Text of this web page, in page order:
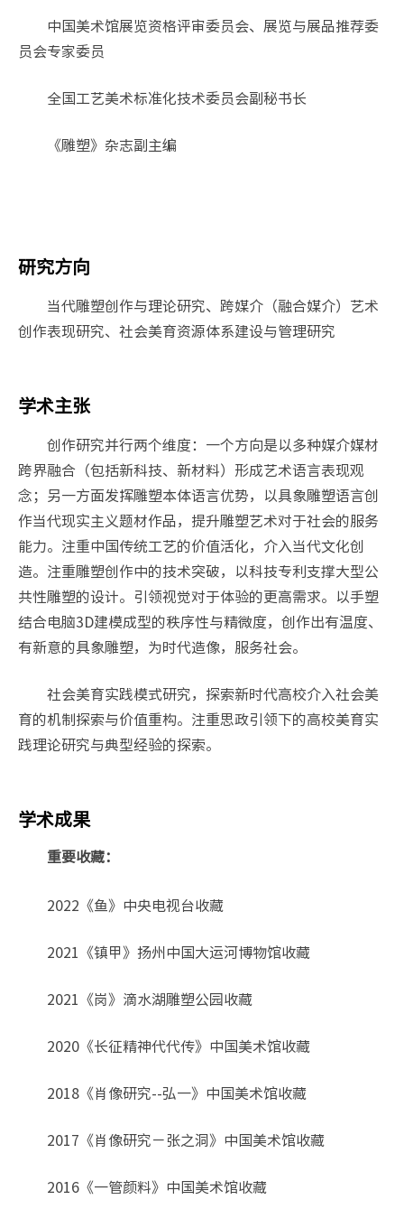
中国美术馆展览资格评审委员会、展览与展品推荐委
员会专家委员
全国工艺美术标准化技术委员会副秘书长
《雕塑》杂志副主编
研究方向
当代雕塑创作与理论研究、跨媒介（融合媒介）艺术
创作表现研究、社会美育资源体系建设与管理研究
学术主张
创作研究并行两个维度：一个方向是以多种媒介媒材
跨界融合（包括新科技、新材料）形成艺术语言表现观
念；另一方面发挥雕塑本体语言优势，以具象雕塑语言创
作当代现实主义题材作品，提升雕塑艺术对于社会的服务
能力。注重中国传统工艺的价值活化，介入当代文化创
造。注重雕塑创作中的技术突破，以科技专利支撑大型公
共性雕塑的设计。引领视觉对于体验的更高需求。以手塑
结合电脑3D建模成型的秩序性与精微度，创作出有温度、
有新意的具象雕塑，为时代造像，服务社会。
社会美育实践模式研究，探索新时代高校介入社会美
育的机制探索与价值重构。注重思政引领下的高校美育实
践理论研究与典型经验的探索。
学术成果
重要收藏：
2022《鱼》中央电视台收藏
2021《镇甲》扬州中国大运河博物馆收藏
2021《岗》滴水湖雕塑公园收藏
2020《长征精神代代传》中国美术馆收藏
2018《肖像研究--弘一》中国美术馆收藏
2017《肖像研究－张之洞》中国美术馆收藏
2016《一管颜料》中国美术馆收藏